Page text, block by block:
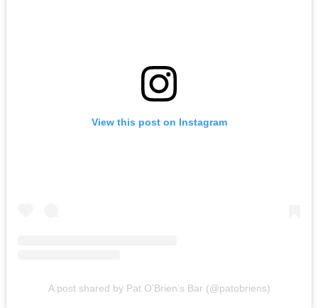
View this post on Instagram
A post shared by Pat O’Brien’s Bar (@patobriens)